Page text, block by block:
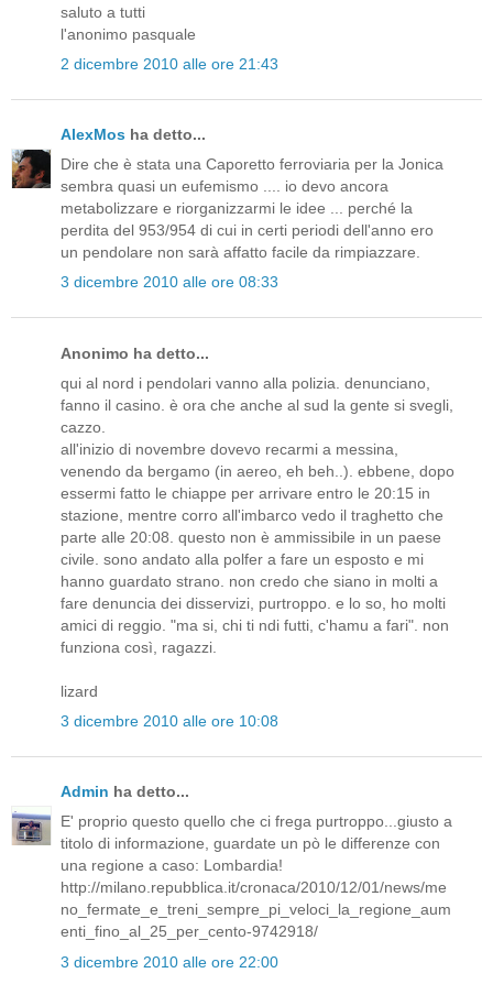
saluto a tutti
l'anonimo pasquale
2 dicembre 2010 alle ore 21:43
AlexMos ha detto...
Dire che è stata una Caporetto ferroviaria per la Jonica
sembra quasi un eufemismo .... io devo ancora
metabolizzare e riorganizzarmi le idee ... perché la
perdita del 953/954 di cui in certi periodi dell'anno ero
un pendolare non sarà affatto facile da rimpiazzare.
3 dicembre 2010 alle ore 08:33
Anonimo ha detto...
qui al nord i pendolari vanno alla polizia. denunciano,
fanno il casino. è ora che anche al sud la gente si svegli,
cazzo.
all'inizio di novembre dovevo recarmi a messina,
venendo da bergamo (in aereo, eh beh..). ebbene, dopo
essermi fatto le chiappe per arrivare entro le 20:15 in
stazione, mentre corro all'imbarco vedo il traghetto che
parte alle 20:08. questo non è ammissibile in un paese
civile. sono andato alla polfer a fare un esposto e mi
hanno guardato strano. non credo che siano in molti a
fare denuncia dei disservizi, purtroppo. e lo so, ho molti
amici di reggio. "ma si, chi ti ndi futti, c'hamu a fari". non
funziona così, ragazzi.
lizard
3 dicembre 2010 alle ore 10:08
Admin ha detto...
E' proprio questo quello che ci frega purtroppo...giusto a
titolo di informazione, guardate un pò le differenze con
una regione a caso: Lombardia!
http://milano.repubblica.it/cronaca/2010/12/01/news/me
no_fermate_e_treni_sempre_pi_veloci_la_regione_aum
enti_fino_al_25_per_cento-9742918/
3 dicembre 2010 alle ore 22:00